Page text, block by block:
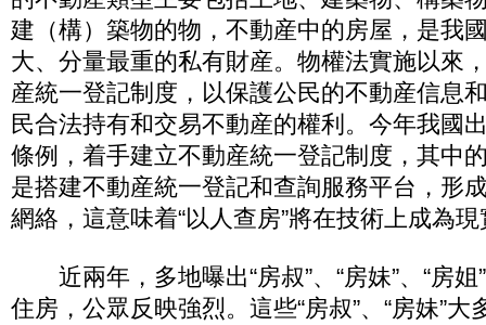
建（構）築物的物，不動産中的房屋，是我
大、分量最重的私有財産。物權法實施以來
産統一登記制度，以保護公民的不動産信息
民合法持有和交易不動産的權利。今年我國
條例，着手建立不動産統一登記制度，其中
是搭建不動産統一登記和查詢服務平台，形
網絡，這意味着“以人查房”將在技術上成為
近兩年，多地曝出“房叔”、“房妹”、“房姐
住房，公眾反映強烈。這些“房叔”、“房妹”